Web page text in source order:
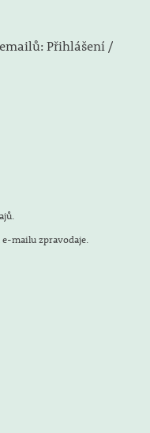
Přihlášení /
mailu zpravodaje.